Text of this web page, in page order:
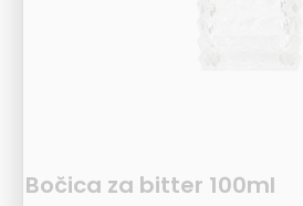
Bočica za bitter 100ml